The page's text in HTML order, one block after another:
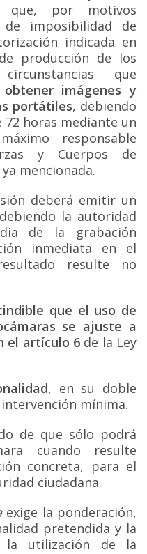
por motivos
imposibilidad de
indicada en
producción de los
que
imágenes y
portátiles, debiendo
horas mediante un
responsable
y Cuerpos de
mencionada.
deberá emitir un
la autoridad
de la grabación
inmediata en el
resulte no
que el uso de
se ajuste a
el artículo 6 de la Ley
, en su doble
mínima.
de que sólo podrá
cuando resulte
concreta, para el
ciudadana.
exige la ponderación,
pretendida y la
la utilización de la